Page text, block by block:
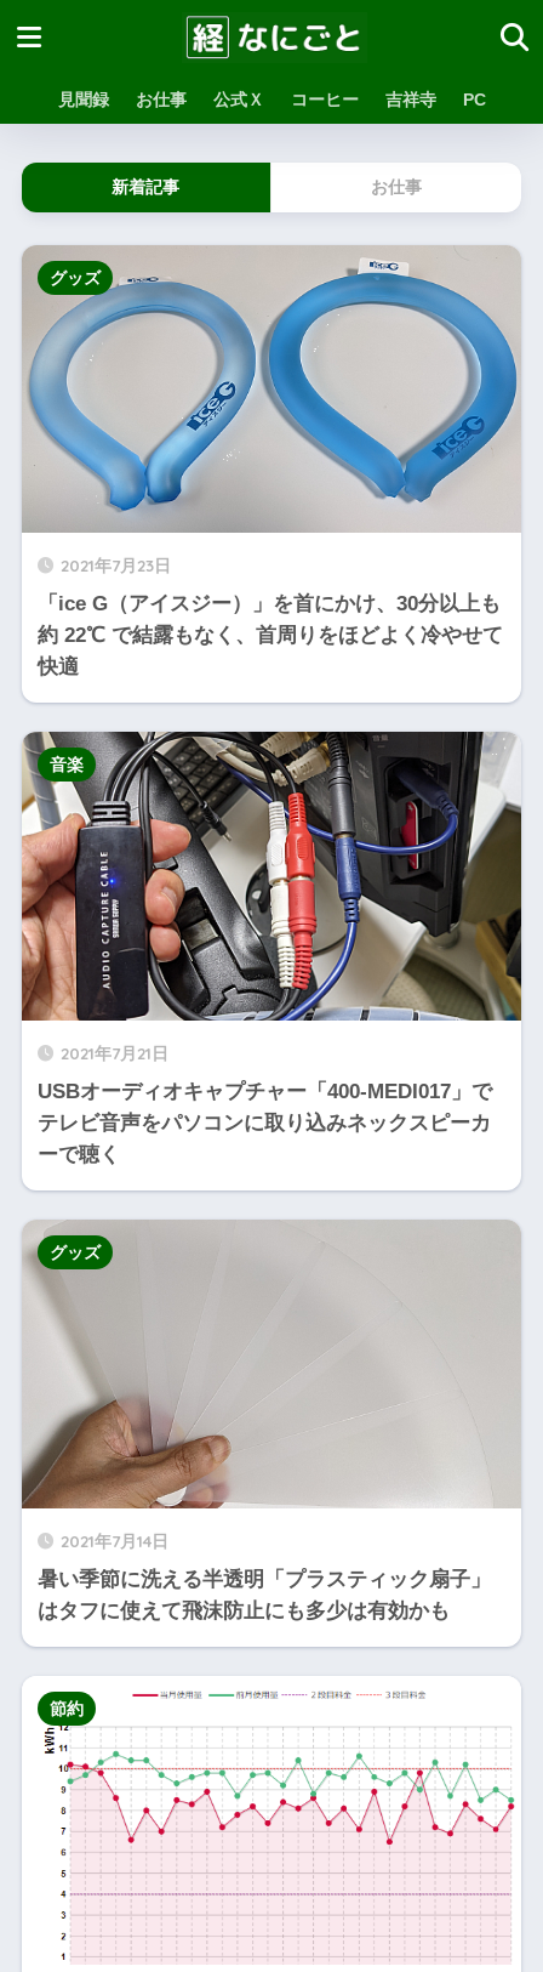
見聞録 お仕事 公式Ｘ コーヒー 吉祥寺 PC
新着記事 お仕事
2021年7月23日
「ice G（アイスジー）」を首にかけ、30分以上も
約 22℃ で結露もなく、首周りをほどよく冷やせて
快適
グッズ
2021年7月21日
USBオーディオキャプチャー「400-MEDI017」で
テレビ音声をパソコンに取り込みネックスピーカ
ーで聴く
音楽
2021年7月14日
暑い季節に洗える半透明「プラスティック扇子」
はタフに使えて飛沫防止にも多少は有効かも
グッズ
節約